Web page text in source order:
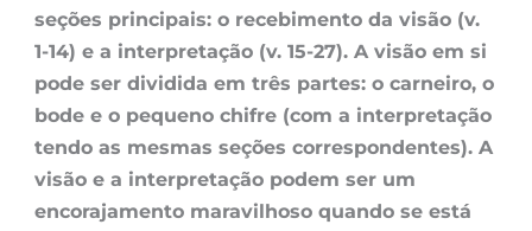
seções principais: o recebimento da visão (v.
1-14) e a interpretação (v. 15-27). A visão em si
pode ser dividida em três partes: o carneiro, o
bode e o pequeno chifre (com a interpretação
tendo as mesmas seções correspondentes). A
visão e a interpretação podem ser um
encorajamento maravilhoso quando se está